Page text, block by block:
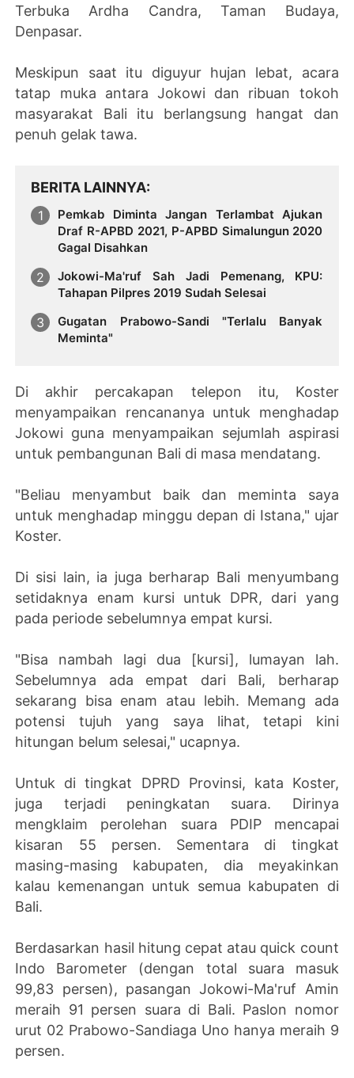
Terbuka Ardha Candra, Taman Budaya,
Denpasar.
Meskipun saat itu diguyur hujan lebat, acara
tatap muka antara Jokowi dan ribuan tokoh
masyarakat Bali itu berlangsung hangat dan
penuh gelak tawa.
BERITA LAINNYA
Pemkab Diminta Jangan Terlambat Ajukan
Draf R-APBD 2021, P-APBD Simalungun 2020
Gagal Disahkan
Jokowi-Ma'ruf Sah Jadi Pemenang, KPU:
Tahapan Pilpres 2019 Sudah Selesai
Gugatan Prabowo-Sandi "Terlalu Banyak
Meminta"
Di akhir percakapan telepon itu, Koster
menyampaikan rencananya untuk menghadap
Jokowi guna menyampaikan sejumlah aspirasi
untuk pembangunan Bali di masa mendatang.
"Beliau menyambut baik dan meminta saya
untuk menghadap minggu depan di Istana," ujar
Koster.
Di sisi lain, ia juga berharap Bali menyumbang
setidaknya enam kursi untuk DPR, dari yang
pada periode sebelumnya empat kursi.
"Bisa nambah lagi dua [kursi], lumayan lah.
Sebelumnya ada empat dari Bali, berharap
sekarang bisa enam atau lebih. Memang ada
potensi tujuh yang saya lihat, tetapi kini
hitungan belum selesai," ucapnya.
Untuk di tingkat DPRD Provinsi, kata Koster,
juga terjadi peningkatan suara. Dirinya
mengklaim perolehan suara PDIP mencapai
kisaran 55 persen. Sementara di tingkat
masing-masing kabupaten, dia meyakinkan
kalau kemenangan untuk semua kabupaten di
Bali.
Berdasarkan hasil hitung cepat atau quick count
Indo Barometer (dengan total suara masuk
99,83 persen), pasangan Jokowi-Ma'ruf Amin
meraih 91 persen suara di Bali. Paslon nomor
urut 02 Prabowo-Sandiaga Uno hanya meraih 9
persen.